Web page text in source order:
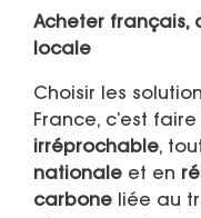
Acheter français,
locale
Choisir les
France, c’est
irréprochable,
nationale et en
carbone liée au